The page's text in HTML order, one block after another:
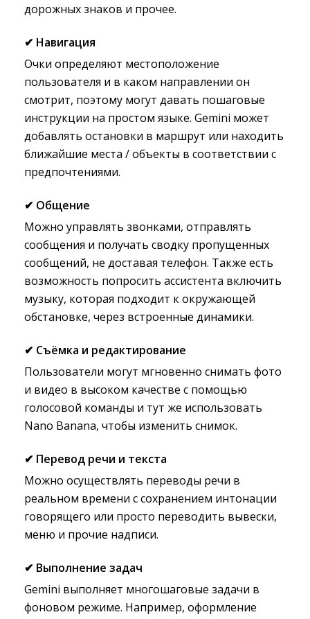
дорожных знаков и прочее.
✔ Навигация
Очки определяют местоположение
пользователя и в каком направлении он
смотрит, поэтому могут давать пошаговые
инструкции на простом языке. Gemini может
добавлять остановки в маршрут или находить
ближайшие места / объекты в соответствии с
предпочтениями.
✔ Общение
Можно управлять звонками, отправлять
сообщения и получать сводку пропущенных
сообщений, не доставая телефон. Также есть
возможность попросить ассистента включить
музыку, которая подходит к окружающей
обстановке, через встроенные динамики.
✔ Съёмка и редактирование
Пользователи могут мгновенно снимать фото
и видео в высоком качестве с помощью
голосовой команды и тут же использовать
Nano Banana, чтобы изменить снимок.
✔ Перевод речи и текста
Можно осуществлять переводы речи в
реальном времени с сохранением интонации
говорящего или просто переводить вывески,
меню и прочие надписи.
✔ Выполнение задач
Gemini выполняет многошаговые задачи в
фоновом режиме. Например, оформление